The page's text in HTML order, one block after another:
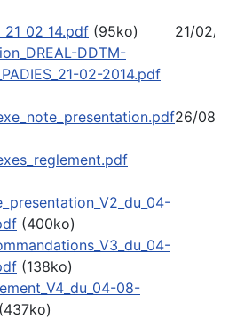
(95ko)
DDTM-
02-2014.pdf
21/02/
(400ko)
(138ko)
08-
(437ko)
26/08/